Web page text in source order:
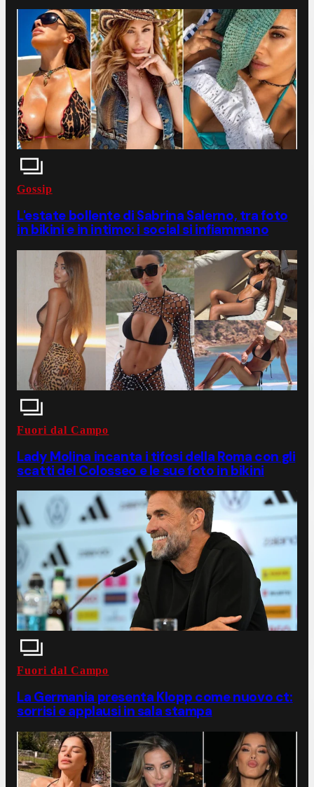
Gossip
L'estate bollente di Sabrina Salerno, tra foto
in bikini e in intimo: i social si infiammano
Fuori dal Campo
Lady Molina incanta i tifosi della Roma con gli
scatti del Colosseo e le sue foto in bikini
Fuori dal Campo
La Germania presenta Klopp come nuovo ct:
sorrisi e applausi in sala stampa